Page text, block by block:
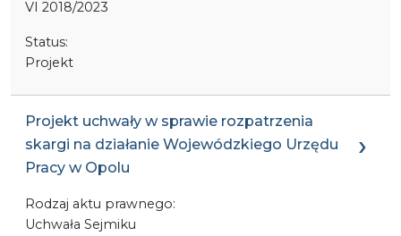
VI 2018/2023
Status:
Projekt
Projekt uchwały w sprawie rozpatrzenia
skargi na działanie Wojewódzkiego Urzędu
Pracy w Opolu
Rodzaj aktu prawnego:
Uchwała Sejmiku